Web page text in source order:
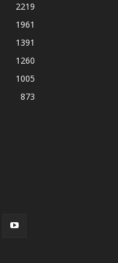
2219
1961
1391
1260
1005
873